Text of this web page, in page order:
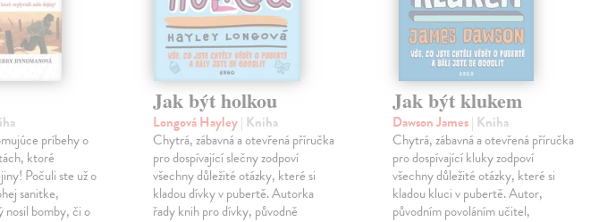
príbehy o
ktoré
Počuli ste už o
sanitke,
bomby, či o
Jak být holkou
Longová Hayley| Kniha
Chytrá, zábavná a otevřená příručka
pro dospívající slečny zodpoví
všechny důležité otázky, které si
kladou dívky v pubertě. Autorka
řady knih pro dívky, původně
Jak být klukem
Dawson James| Kniha
Chytrá, zábavná a otevřená příručka
pro dospívající kluky zodpoví
všechny důležité otázky, které si
kladou kluci v pubertě. Autor,
původním povoláním učitel,